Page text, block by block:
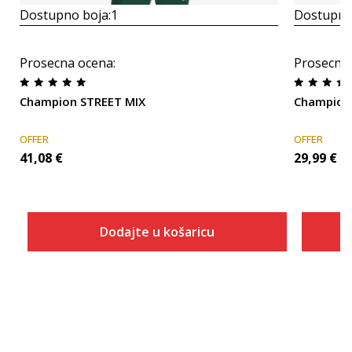
Dostupno boja:1
Prosecna ocena:
Champion STREET MIX
OFFER
41,08 €
Dodajte u košaricu
OFFER
29,99 €